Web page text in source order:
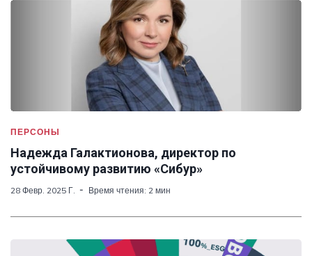
ПЕРСОНЫ
Надежда Галактионова, директор по
устойчивому развитию «Сибур»
28 Февр. 2025 Г. Время чтения: 2 мин